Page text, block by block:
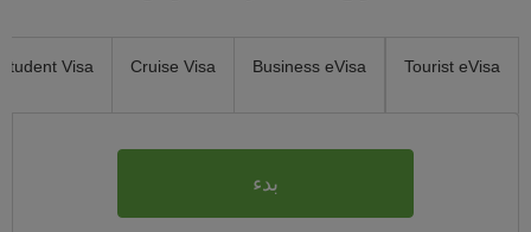
Tourist eVisa
Business eVisa
Cruise Visa
Student Visa
بدء